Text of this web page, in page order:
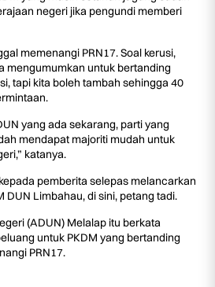
negeri jika pengundi memberi
memenangi PRN17. Soal kerusi,
mengumumkan untuk bertanding
tapi kita boleh tambah sehingga 40
yang ada sekarang, parti yang
mendapat majoriti mudah untuk
katanya.
pemberita selepas melancarkan
DUN Limbahau, di sini, petang tadi.
(ADUN) Melalap itu berkata
untuk PKDM yang bertanding
PRN17.